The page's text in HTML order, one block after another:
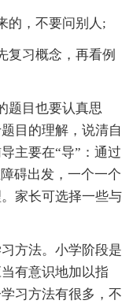
，不要问别人;
习概念，再看例
目也要认真思
目的理解，说清自
主要在“导”：通过
碍出发，一个一个
家长可选择一些与
方法。小学阶段是
有意识地加以指
习方法有很多，不